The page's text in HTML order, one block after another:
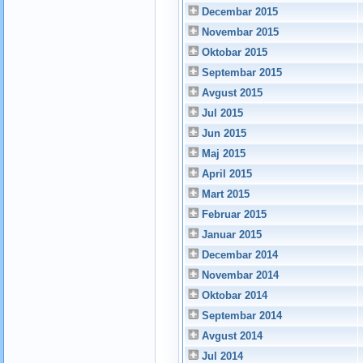
Decembar 2015
Novembar 2015
Oktobar 2015
Septembar 2015
Avgust 2015
Jul 2015
Jun 2015
Maj 2015
April 2015
Mart 2015
Februar 2015
Januar 2015
Decembar 2014
Novembar 2014
Oktobar 2014
Septembar 2014
Avgust 2014
Jul 2014